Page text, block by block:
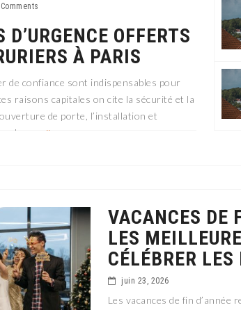
D’URGENCE OFFERTS
À PARIS
de confiance sont indispensables pour
raisons capitales on cite la sécurité et la
de porte, l’installation et
de ser
VACANCES DE
LES
CÉLÉBRER LES
juin 23, 2026
Les vacances de fin d’année